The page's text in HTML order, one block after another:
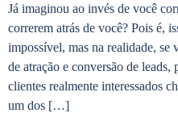
Já imaginou ao invés de você
correrem atrás de você? Pois é,
impossível, mas na realidade, se
de atração e conversão de leads,
clientes realmente interessados
um dos […]